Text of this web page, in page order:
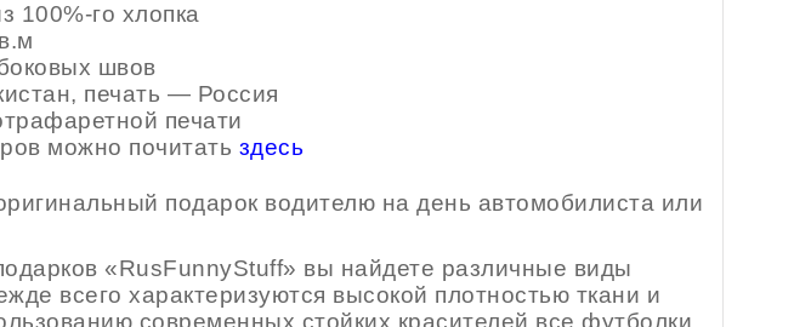
100%-го хлопка
швов
печать — Россия
печати
можно почитать здесь
подарок водителю на день автомобилиста или
«RusFunnyStuff» вы найдете различные виды
всего характеризуются высокой плотностью ткани и
современных стойких красителей все футболки